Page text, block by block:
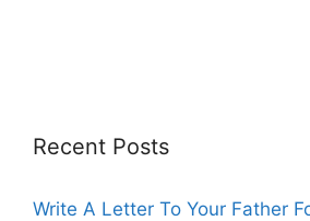
Recent Posts
Write A Letter To Your Father